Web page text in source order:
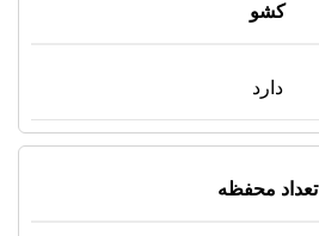
کشو
دارد
تعداد محفظه